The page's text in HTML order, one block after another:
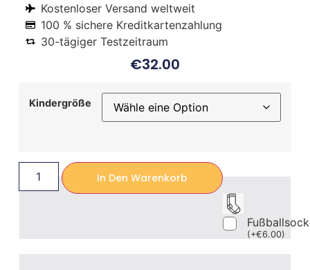
Kostenloser Versand weltweit
100 % sichere Kreditkartenzahlung
30-tägiger Testzeitraum
€32.00
Kindergröße
In Den Warenkorb
(+€6.00)